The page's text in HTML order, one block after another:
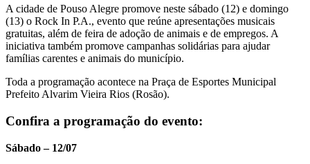
A cidade de Pouso Alegre promove neste sábado (12) e domingo
(13) o Rock In P.A., evento que reúne apresentações musicais
gratuitas, além de feira de adoção de animais e de empregos. A
iniciativa também promove campanhas solidárias para ajudar
famílias carentes e animais do município.
Toda a programação acontece na Praça de Esportes Municipal
Prefeito Alvarim Vieira Rios (Rosão).
Confira a programação do evento:
Sábado – 12/07